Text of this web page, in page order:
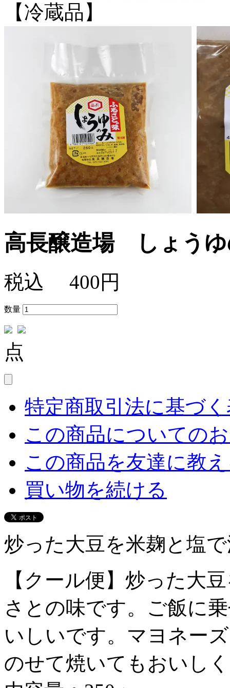
【冷蔵品】
高長醸造場 しょう
税込 400円
数量
点
特定商取引法に基づ
この商品についての
この商品を友達に教
買い物を続ける
炒った大豆を米麹と塩
【クール便】炒った大
さとの味です。ご飯に
いしいです。マヨネー
のせて焼いてもおいし